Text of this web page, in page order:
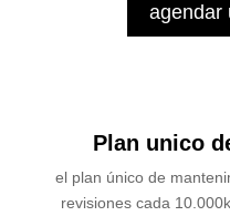
agendar
Plan unico
el plan único de
revisiones cada